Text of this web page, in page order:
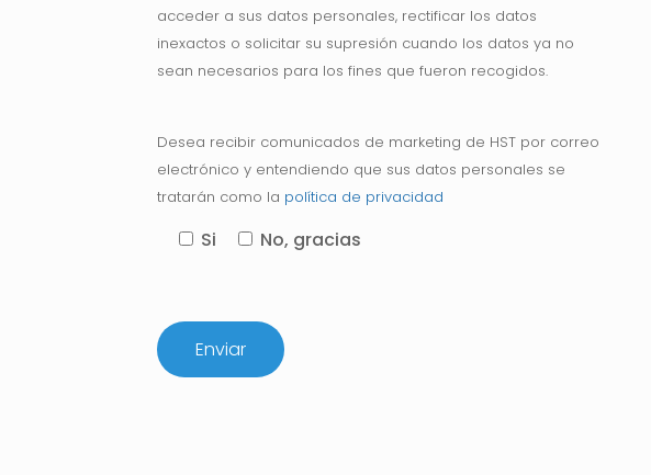
acceder a sus datos personales, rectificar los datos
inexactos o solicitar su supresión cuando los datos ya no
sean necesarios para los fines que fueron recogidos.
Desea recibir comunicados de marketing de HST por correo
electrónico y entendiendo que sus datos personales se
tratarán como la política de privacidad
Si No, gracias